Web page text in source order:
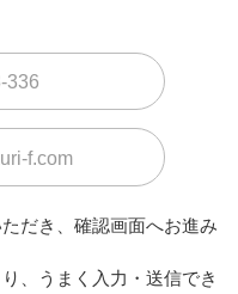
336
f.com
だき、確認画面へお進み
、うまく入力・送信でき